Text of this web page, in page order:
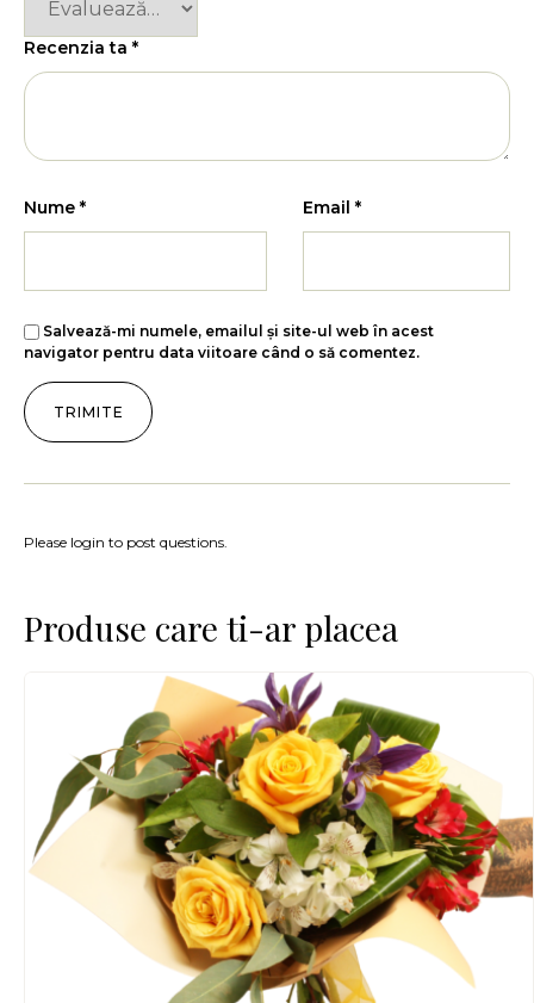
Recenzia ta *
Nume * Email *
Salvează-mi numele, emailul și site-ul web în acest
navigator pentru data viitoare când o să comentez.
Please login to post questions.
Produse care ti-ar placea